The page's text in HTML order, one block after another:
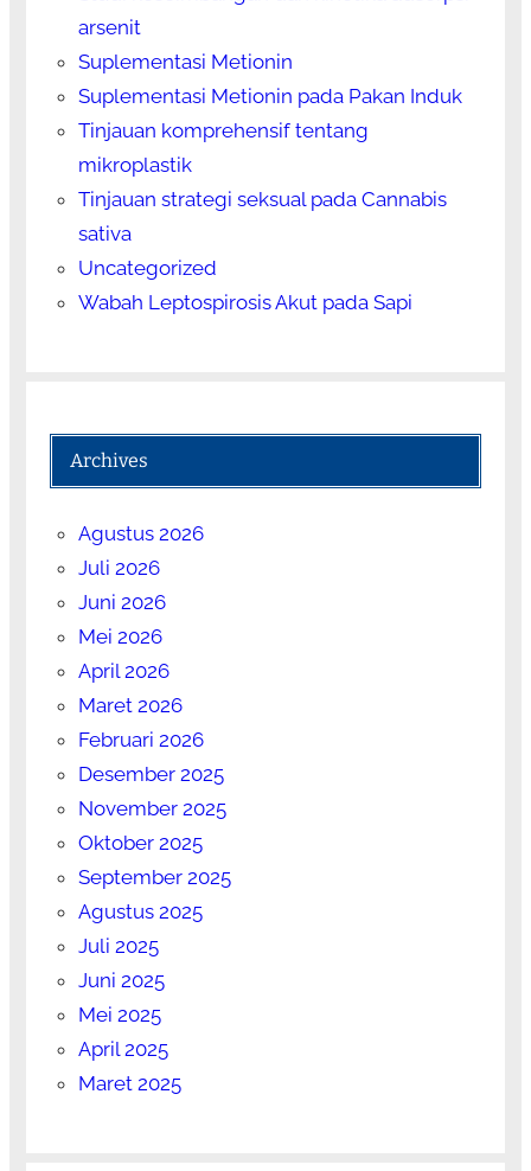
arsenit
Suplementasi Metionin
Suplementasi Metionin pada Pakan Induk
Tinjauan komprehensif tentang
mikroplastik
Tinjauan strategi seksual pada Cannabis
sativa
Uncategorized
Wabah Leptospirosis Akut pada Sapi
Archives
Agustus 2026
Juli 2026
Juni 2026
Mei 2026
April 2026
Maret 2026
Februari 2026
Desember 2025
November 2025
Oktober 2025
September 2025
Agustus 2025
Juli 2025
Juni 2025
Mei 2025
April 2025
Maret 2025